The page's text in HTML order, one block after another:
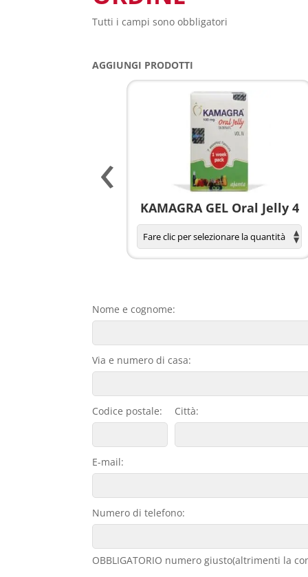
Tutti i campi sono obbligatori
AGGIUNGI PRODOTTI
KAMAGRA GEL Oral Jelly 4
‹
Nome e cognome:
Via e numero di casa:
Codice postale: Città:
E-mail:
Numero di telefono:
OBBLIGATORIO numero giusto(altrimenti la